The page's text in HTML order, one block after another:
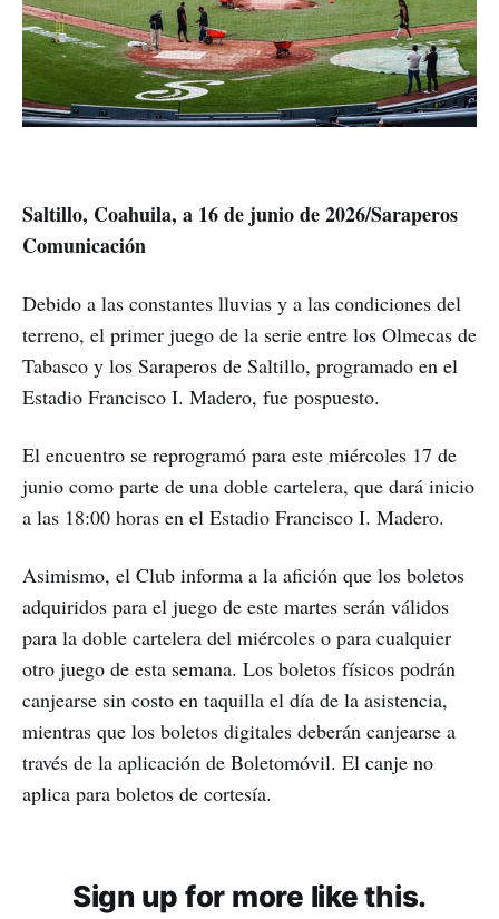
Saltillo, Coahuila, a 16 de junio de 2026/Saraperos
Comunicación
Debido a las constantes lluvias y a las condiciones del
terreno, el primer juego de la serie entre los Olmecas de
Tabasco y los Saraperos de Saltillo, programado en el
Estadio Francisco I. Madero, fue pospuesto.
El encuentro se reprogramó para este miércoles 17 de
junio como parte de una doble cartelera, que dará inicio
a las 18:00 horas en el Estadio Francisco I. Madero.
Asimismo, el Club informa a la afición que los boletos
adquiridos para el juego de este martes serán válidos
para la doble cartelera del miércoles o para cualquier
otro juego de esta semana. Los boletos físicos podrán
canjearse sin costo en taquilla el día de la asistencia,
mientras que los boletos digitales deberán canjearse a
través de la aplicación de Boletomóvil. El canje no
aplica para boletos de cortesía.
Sign up for more like this.